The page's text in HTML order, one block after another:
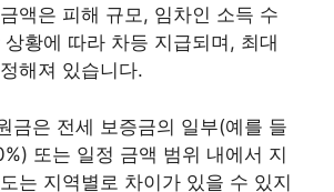
액은 피해 규모, 임차인 소득 수
황에 따라 차등 지급되며, 최대
해져 있습니다.
금은 전세 보증금의 일부(예를 들
또는 일정 금액 범위 내에서 지
는 지역별로 차이가 있을 수 있지